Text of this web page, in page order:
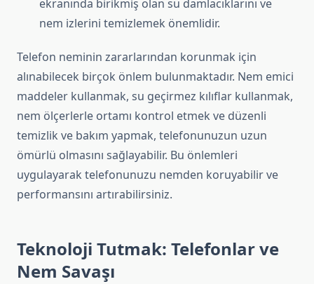
ekranında birikmiş olan su damlacıklarını ve
nem izlerini temizlemek önemlidir.
Telefon neminin zararlarından korunmak için
alınabilecek birçok önlem bulunmaktadır. Nem emici
maddeler kullanmak, su geçirmez kılıflar kullanmak,
nem ölçerlerle ortamı kontrol etmek ve düzenli
temizlik ve bakım yapmak, telefonunuzun uzun
ömürlü olmasını sağlayabilir. Bu önlemleri
uygulayarak telefonunuzu nemden koruyabilir ve
performansını artırabilirsiniz.
Teknoloji Tutmak: Telefonlar ve
Nem Savaşı